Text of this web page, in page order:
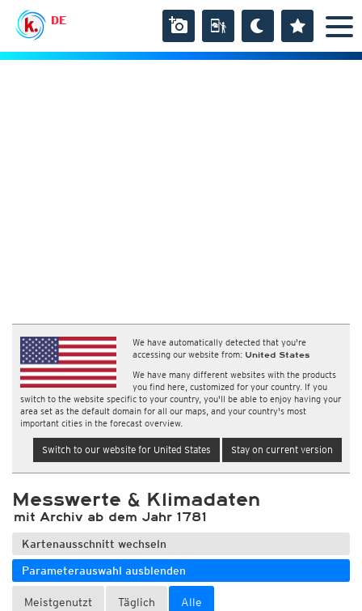
DE
We have automatically detected that you're
accessing our website from: United States
We have many different websites with the products
you find here, customized for your country. If you
switch to the website specific to your country, you'll be able to enjoy having your
area set as the default domain for all our maps, and your country's most
important cities in the forecast overview.
Switch to our website for United States Stay on current version
Messwerte & Klimadaten
mit Archiv ab dem Jahr 1781
Kartenausschnitt wechseln
Parameterauswahl ausblenden
Meistgenutzt Täglich Alle
Wetter, Luftdruck